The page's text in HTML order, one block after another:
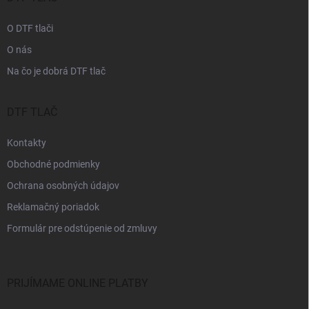
O DTF tlači
O nás
Na čo je dobrá DTF tlač
Kontakty
Obchodné podmienky
Ochrana osobných údajov
Reklamačný poriadok
Formulár pre odstúpenie od zmluvy